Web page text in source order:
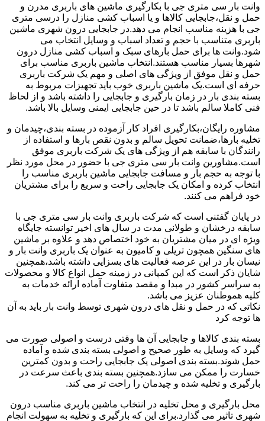
وانت بار سی متری جی با بکارگیری ماشین های باربری مدرن و
حمل و نقل،جابجایی کالاها و یا اسباب کشی منازل را درسی متری
جی با هزینه مناسب انجام می دهد.در جابجایی درون شهری ماشین
باربری متناسب با حجم و تعداد اسباب و وسایل انتخاب می
شود.وانت ها برای حمل بارهای سبک و اسباب کشی منازل درون
شهرها بسیار مناسب هستند.انتخاب ماشین باربری مناسب برای
حمل و نقل موفق از ویژگی های اصلی و مهم یک شرکت باربری
حرفه ای است.یک ماشین باربری خوب باید تجهیزات مربوط به
بسته بندی بار در زمان بارگیری و جابجایی را داشته باشد و از لحاظ
فنی کاملا سالم باشد تا در حین جابجایی ایمنی وسایل بالا باشد.
مشاوره رایگان،بکارگیری افراد کار آزموده در بسته بندی،چیدمان و
تخلیه بارها،ضمانت تحویل سالم و بدون نقص بارها و استفاده از
رانندگان با سابقه هم از ویژگی های یک شرکت باربری موفق
است.مشاورین وانت بار سی متری جی با حضور در محل مورد نظر
با توجه به حجم بار و مسافت جابجایی ماشین باربری مناسب را
انتخاب کرده و امکان یک جابجایی راحت و سریع را برای مشتریان
خود فراهم می کنند.
در پایان گفتنی است که شرکت باربری وانت بار سی متری جی با
سابقه درخشان و طولانی مدت در سال های اخیر توانسته جایگاه
ویژه ای در میان مشتریان به خود اختصاص دهد و علاوه بر ماشین
های سنگین همچون تریلی و کامیون به عنوان یک باربری وانت بار و
نیسان بار در این عرصه فعالیت های بسزایی داشته باشد،همچنین
شایان ذکر است که این کمپانی در زمینه حمل انواع کالا و محصولات
به سراسر کشور در مبدا و مقصد متفاوت آماده ارائه خدمات به
کلیه هموطنان عزیز می باشد.
نکاتی که در حمل و نقل های درون شهری توسط وانت بار باید به آن
ها توجه کرد
بسته بندی کالاها و جابجایی آن ها وقتی درست و اصولی صورت می
گیرد که وسایل به طور صحیح و اصولی بسته بندی شده و آماده
حمل شوند.بسته بندی اصولی یک جابجایی راحت و بدون کمترین
خسارت را ممکن می سازد.همچنین بسته بندی باعث سرعت در
بارگیری و تخلیه شده و چیدمان را راحت تر می کند.
محل بارگیری و محل تخلیه در انتخاب ماشین باربری مناسب درون
شهری تاثیر می گذارد.برای این که بارگیری و تخلیه به سهولت انجام